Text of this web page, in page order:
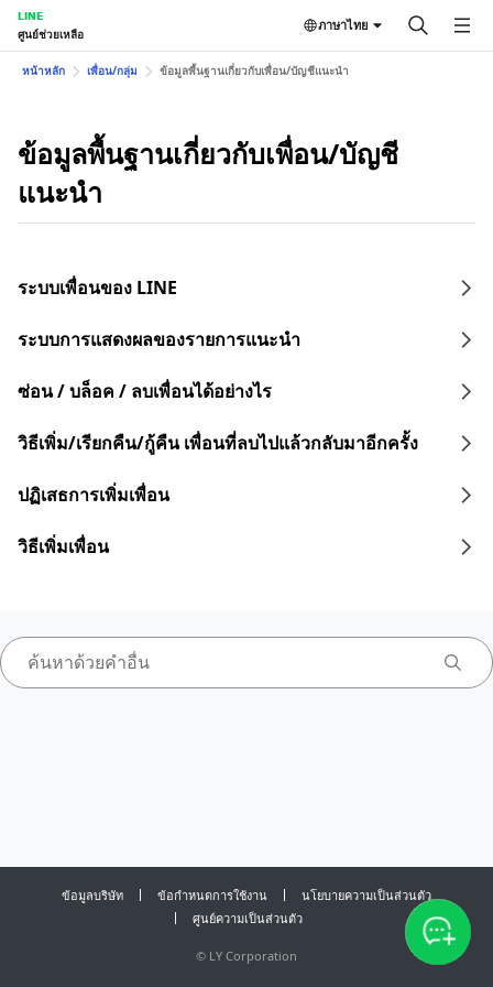
LINE
ศูนย์ช่วยเหลือ
ภาษาไทย
หน้าหลัก เพื่อน/กลุ่ม ข้อมูลพื้นฐานเกี่ยวกับเพื่อน/บัญชีแนะนำ
ข้อมูลพื้นฐานเกี่ยวกับเพื่อน/บัญชี
แนะนำ
ระบบเพื่อนของ LINE
ระบบการแสดงผลของรายการแนะนำ
ซ่อน / บล็อค / ลบเพื่อนได้อย่างไร
วิธีเพิ่ม/เรียกคืน/กู้คืน เพื่อนที่ลบไปแล้วกลับมาอีกครั้ง
ปฏิเสธการเพิ่มเพื่อน
วิธีเพิ่มเพื่อน
ข้อมูลบริษัท ข้อกำหนดการใช้งาน
นโยบายความเป็นส่วนตัว
ศูนย์ความเป็นส่วนตัว
© LY Corporation